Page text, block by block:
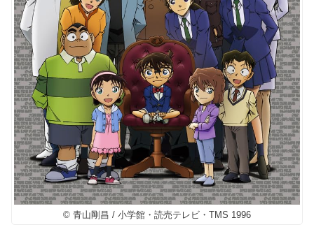
© 青山剛昌 / 小学館・読売テレビ・TMS 1996